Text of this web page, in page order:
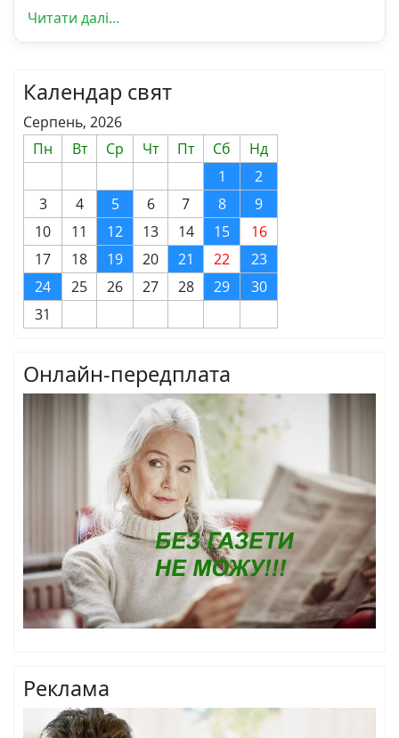
Читати далі...
Календар свят
Серпень, 2026
Пн
Вт Ср Чт Пт Сб
Нд
1
2
3
4 5 6 7 8
9
10
11 12 13 14 15
16
17
18 19 20 21 22
23
24
25 26 27 28 29
30
31
Онлайн-передплата
Реклама